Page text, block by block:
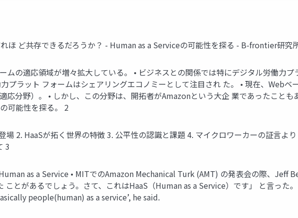
ほ ど共存できるだろうか？ - Human as a Serviceの可能性を探る - B-frontier研究
ムの適応領域が増々拡大している。 • ビジネスとの関係では特にデジタル労働力
プラット フォームはシェアリングエコノミーとして注目され た。 • 現在、Web
応分野）。 • しかし、この分野は、開拓者がAmazonという大企 業であったこと
可能性を探る。 2
場 2. HaaSが拓く世界の特徴 3. 公平性の認識と課題 4. マイクロワーカーの証言よ
3
as a Service • MITでのAmazon Mechanical Turk (AMT) の発表会の際、Jeff
ことがあるでしょう。さて、これはHaaS（Human as a Service）です」 と言った
people(human) as a service’, he said.